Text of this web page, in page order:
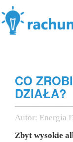
CO
DZIAŁA?
Autor: Energia
Zbyt wysokie